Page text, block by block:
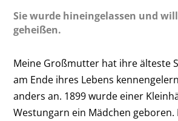
Sie wurde hineingelassen und
geheißen.
Meine Großmutter hat ihre älteste
am Ende ihres Lebens
anders an. 1899 wurde einer
Westungarn ein Mädchen geboren.